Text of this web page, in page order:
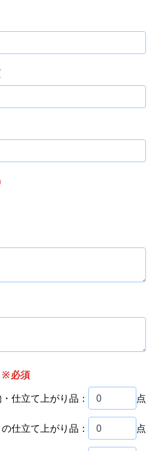
※必須
仕立て上がり品：
点
仕立て上がり品： 点